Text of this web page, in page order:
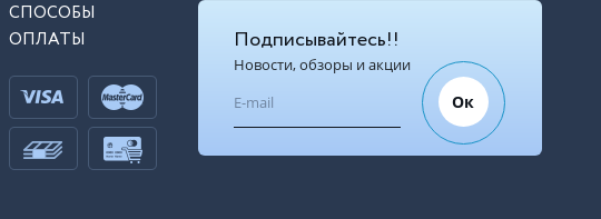
СПОСОБЫ
ОПЛАТЫ
Подписывайтесь!!
Новости, обзоры и акции
Ок